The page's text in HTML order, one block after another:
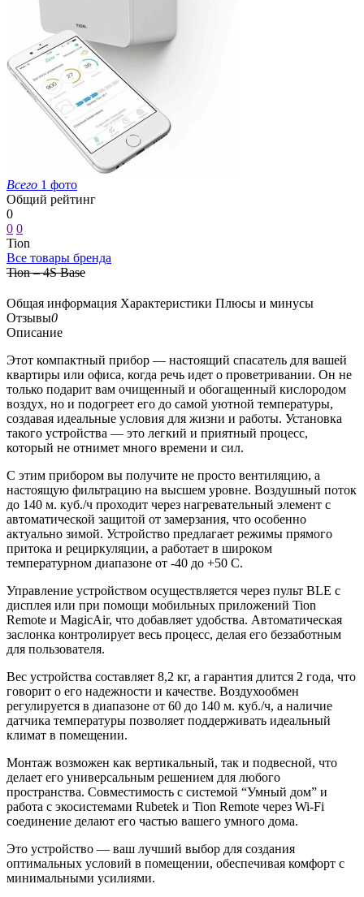
Всего 1 фото
Общий рейтинг
0
0 0
Tion
Все товары бренда
Tion – 4S Base
Общая информация Характеристики Плюсы и минусы
Отзывы0
Описание
Этот компактный прибор — настоящий спасатель для вашей
квартиры или офиса, когда речь идет о проветривании. Он не
только подарит вам очищенный и обогащенный кислородом
воздух, но и подогреет его до самой уютной температуры,
создавая идеальные условия для жизни и работы. Установка
такого устройства — это легкий и приятный процесс,
который не отнимет много времени и сил.
С этим прибором вы получите не просто вентиляцию, а
настоящую фильтрацию на высшем уровне. Воздушный поток
до 140 м. куб./ч проходит через нагревательный элемент с
автоматической защитой от замерзания, что особенно
актуально зимой. Устройство предлагает режимы прямого
притока и рециркуляции, а работает в широком
температурном диапазоне от -40 до +50 C.
Управление устройством осуществляется через пульт BLE с
дисплея или при помощи мобильных приложений Tion
Remote и MagicAir, что добавляет удобства. Автоматическая
заслонка контролирует весь процесс, делая его беззаботным
для пользователя.
Вес устройства составляет 8,2 кг, а гарантия длится 2 года, что
говорит о его надежности и качестве. Воздухообмен
регулируется в диапазоне от 60 до 140 м. куб./ч, а наличие
датчика температуры позволяет поддерживать идеальный
климат в помещении.
Монтаж возможен как вертикальный, так и подвесной, что
делает его универсальным решением для любого
пространства. Совместимость с системой “Умный дом” и
работа с экосистемами Rubetek и Tion Remote через Wi-Fi
соединение делают его частью вашего умного дома.
Это устройство — ваш лучший выбор для создания
оптимальных условий в помещении, обеспечивая комфорт с
минимальными усилиями.